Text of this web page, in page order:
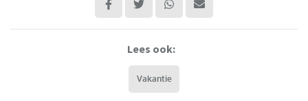
Lees ook:
Vakantie